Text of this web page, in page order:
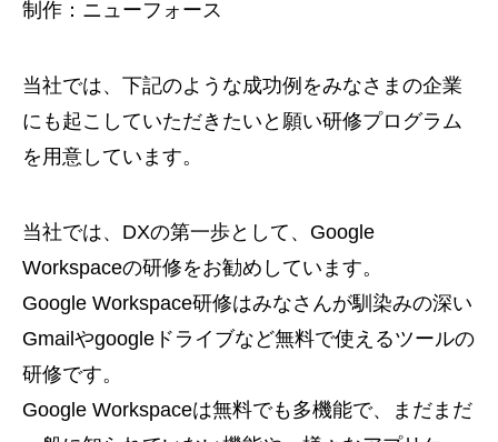
制作：ニューフォース
当社では、下記のような成功例をみなさまの企業
にも起こしていただきたいと願い研修プログラム
を用意しています。
当社では、DXの第一歩として、Google
Workspaceの研修をお勧めしています。
Google Workspace研修はみなさんが馴染みの深い
Gmailやgoogleドライブなど無料で使えるツールの
研修です。
Google Workspaceは無料でも多機能で、まだまだ